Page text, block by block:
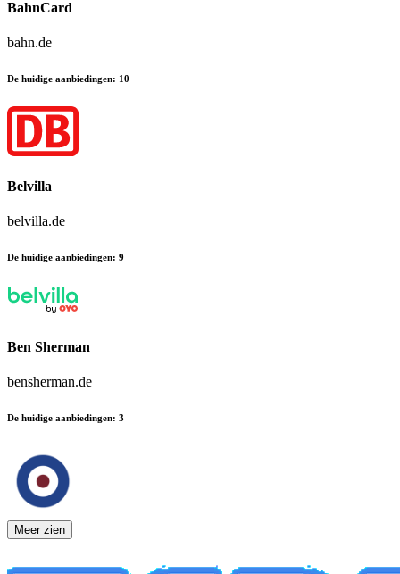
BahnCard
bahn.de
De huidige aanbiedingen: 10
Belvilla
belvilla.de
De huidige aanbiedingen: 9
Ben Sherman
bensherman.de
De huidige aanbiedingen: 3
Meer zien